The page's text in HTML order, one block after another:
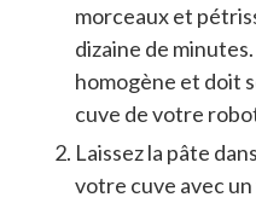
morceaux et
dizaine de
homogène et doit
cuve de votre
Laissez la pâte
votre cuve avec